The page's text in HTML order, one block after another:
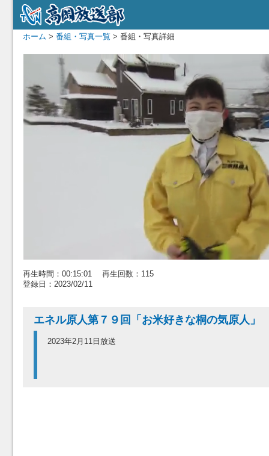
ホーム > 番組・写真一覧 > 番組・写真詳細
再生時間：00:15:01 再生回数：115
登録日：2023/02/11
エネル原人第７９回「お米好きな桐の気原人」
2023年2月11日放送